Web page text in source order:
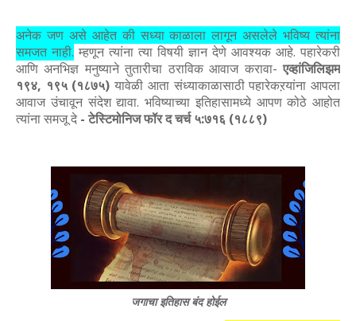
अनेक जण असे आहेत की सध्या काळाला लागून असलेले भविष्य त्यांना
समजत नाही. म्हणून त्यांना त्या विषयी ज्ञान देणे आवश्यक आहे. पहारेकरी
आणि अनभिज्ञ मनुष्याने तुतारीचा ठराविक आवाज करावा-एव्हांजिलिझम
१९४, १९५ (१८७५) यावेळी आता संध्याकाळासाठी पहारेकऱयांना आपला
आवाज उंचावून संदेश द्यावा. भविष्याच्या इतिहासामध्ये आपण कोठे आहोत
त्यांना समजू दे - टेस्टिमोनिज फॉर द चर्च ५:७१६ (१८८९)
जगाचा इतिहास बंद होईल